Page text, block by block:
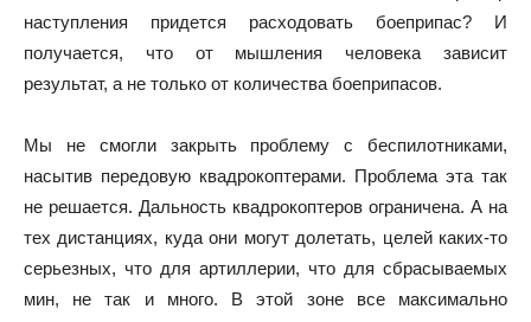
наступления придется расходовать боеприпас? И
получается, что от мышления человека зависит
результат, а не только от количества боеприпасов.
Мы не смогли закрыть проблему с беспилотниками,
насытив передовую квадрокоптерами. Проблема эта так
не решается. Дальность квадрокоптеров ограничена. А на
тех дистанциях, куда они могут долетать, целей каких-то
серьезных, что для артиллерии, что для сбрасываемых
мин, не так и много. В этой зоне все максимально